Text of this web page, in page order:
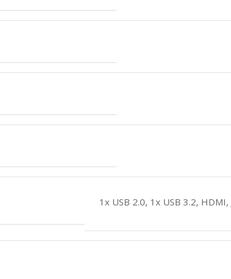
1x USB 2.0, 1x USB 3.2, HDMI,